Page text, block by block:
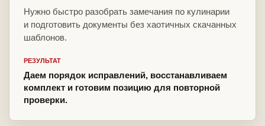
Нужно быстро разобрать замечания по кулинарии
и подготовить документы без хаотичных скачанных
шаблонов.
РЕЗУЛЬТАТ
Даем порядок исправлений, восстанавливаем
комплект и готовим позицию для повторной
проверки.